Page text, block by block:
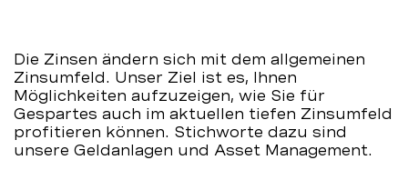
Die Zinsen ändern sich mit dem allgemeinen
Zinsumfeld. Unser Ziel ist es, Ihnen
Möglichkeiten aufzuzeigen, wie Sie für
Gespartes auch im aktuellen tiefen Zinsumfeld
profitieren können. Stichworte dazu sind
unsere Geldanlagen und Asset Management.